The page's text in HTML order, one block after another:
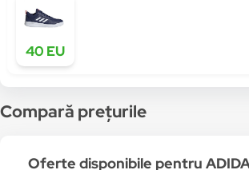
40 EU
Compară prețurile
Oferte disponibile pentru